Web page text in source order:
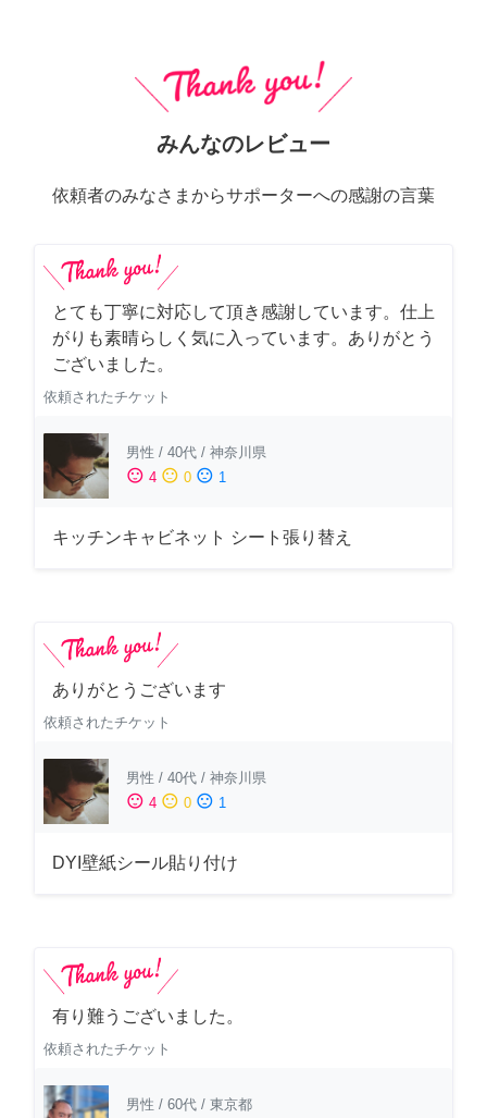
みんなのレビュー
依頼者のみなさまからサポーターへの感謝の言葉
とても丁寧に対応して頂き感謝しています。仕上
がりも素晴らしく気に入っています。ありがとう
ございました。
依頼されたチケット
男性 / 40代 / 神奈川県
sentiment_satisfied 4 sentiment_neutral 0 sentiment_dissatisfied 1
キッチンキャビネット シート張り替え
ありがとうございます
依頼されたチケット
男性 / 40代 / 神奈川県
sentiment_satisfied 4 sentiment_neutral 0 sentiment_dissatisfied 1
DYI壁紙シール貼り付け
有り難うございました。
依頼されたチケット
男性 / 60代 / 東京都